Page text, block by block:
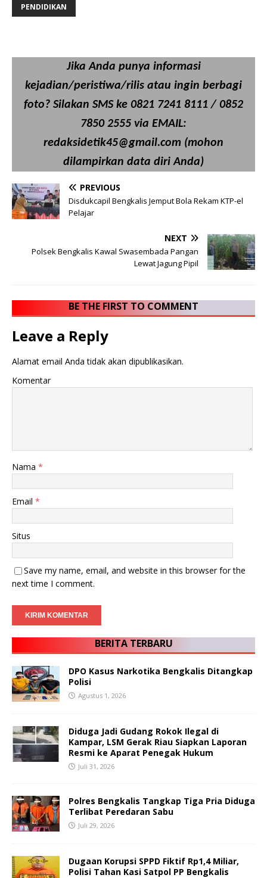
PENDIDIKAN
Jika Anda punya informasi
kejadian/peristiwa/rilis atau ingin berbagi
foto? Silakan SMS ke 0821 7241 8111 / 0852
7850 2555 via EMAIL:
redaksidetik45@gmail.com (mohon
dilampirkan data diri Anda)
PREVIOUS
Disdukcapil Bengkalis Jemput Bola Rekam KTP-el
Pelajar
NEXT
Polsek Bengkalis Kawal Swasembada Pangan
Lewat Jagung Pipil
BE THE FIRST TO COMMENT
Leave a Reply
Alamat email Anda tidak akan dipublikasikan.
Komentar
Nama *
Email *
Situs
Save my name, email, and website in this browser for the
next time I comment.
BERITA TERBARU
DPO Kasus Narkotika Bengkalis Ditangkap
Polisi
Agustus 1, 2026
Diduga Jadi Gudang Rokok Ilegal di
Kampar, LSM Gerak Riau Siapkan Laporan
Resmi ke Aparat Penegak Hukum
Juli 31, 2026
Polres Bengkalis Tangkap Tiga Pria Diduga
Terlibat Peredaran Sabu
Juli 29, 2026
Dugaan Korupsi SPPD Fiktif Rp1,4 Miliar,
Polisi Tahan Kasi Satpol PP Bengkalis